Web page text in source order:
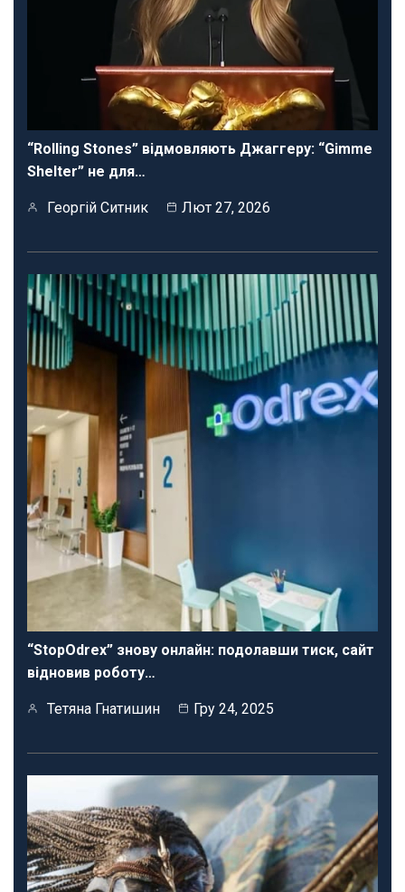
“Rolling Stones” відмовляють Джаггеру: “Gimme
Shelter” не для…
Георгій Ситник Лют 27, 2026
“StopOdrex” знову онлайн: подолавши тиск, сайт
відновив роботу…
Тетяна Гнатишин Гру 24, 2025